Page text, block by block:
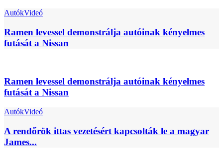
AutókVideó
Ramen levessel demonstrálja autóinak kényelmes
futását a Nissan
Ramen levessel demonstrálja autóinak kényelmes
futását a Nissan
AutókVideó
A rendőrök ittas vezetésért kapcsolták le a magyar
James...